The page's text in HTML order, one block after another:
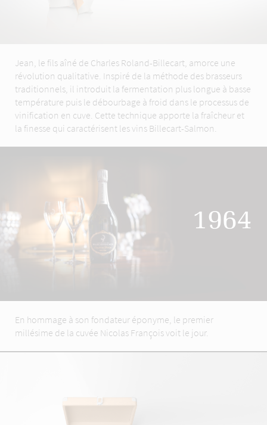
Jean, le fils aîné de Charles Roland-Billecart, amorce une
révolution qualitative. Inspiré de la méthode des brasseurs
traditionnels, il introduit la fermentation plus longue à basse
température puis le débourbage à froid dans le processus de
vinification en cuve. Cette technique apporte la fraîcheur et
la finesse qui caractérisent les vins Billecart-Salmon.
1964
En hommage à son fondateur éponyme, le premier
millésime de la cuvée Nicolas François voit le jour.